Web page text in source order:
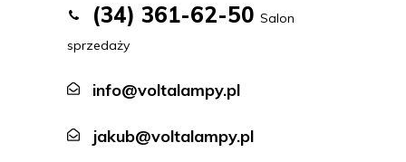
(34) 361-62-50 Salon
sprzedaży
info@voltalampy.pl
jakub@voltalampy.pl